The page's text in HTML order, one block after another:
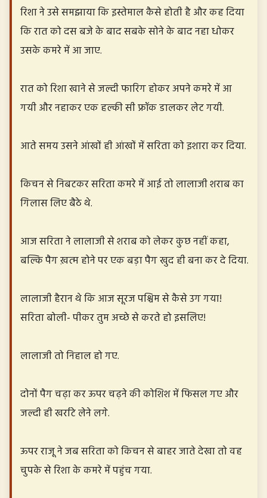
रिशा ने उसे समझाया कि इस्तेमाल कैसे होती है और कह दिया
कि रात को दस बजे के बाद सबके सोने के बाद नहा धोकर
उसके कमरे में आ जाए.
रात को रिशा खाने से जल्दी फारिग होकर अपने कमरे में आ
गयी और नहाकर एक हल्की सी फ्रॉक डालकर लेट गयी.
आते समय उसने आंखों ही आंखों में सरिता को इशारा कर दिया.
किचन से निबटकर सरिता कमरे में आई तो लालाजी शराब का
गिलास लिए बैठे थे.
आज सरिता ने लालाजी से शराब को लेकर कुछ नहीं कहा,
बल्कि पैग ख़त्म होने पर एक बड़ा पैग खुद ही बना कर दे दिया.
लालाजी हैरान थे कि आज सूरज पश्चिम से कैसे उग गया!
सरिता बोली- पीकर तुम अच्छे से करते हो इसलिए!
लालाजी तो निहाल हो गए.
दोनों पैग चढ़ा कर ऊपर चढ़ने की कोशिश में फिसल गए और
जल्दी ही खर्राटे लेने लगे.
ऊपर राजू ने जब सरिता को किचन से बाहर जाते देखा तो वह
चुपके से रिशा के कमरे में पहुंच गया.